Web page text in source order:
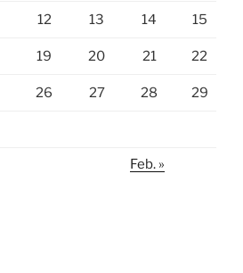
12 13 14 15
19 20 21 22
26 27 28 29
Feb. »